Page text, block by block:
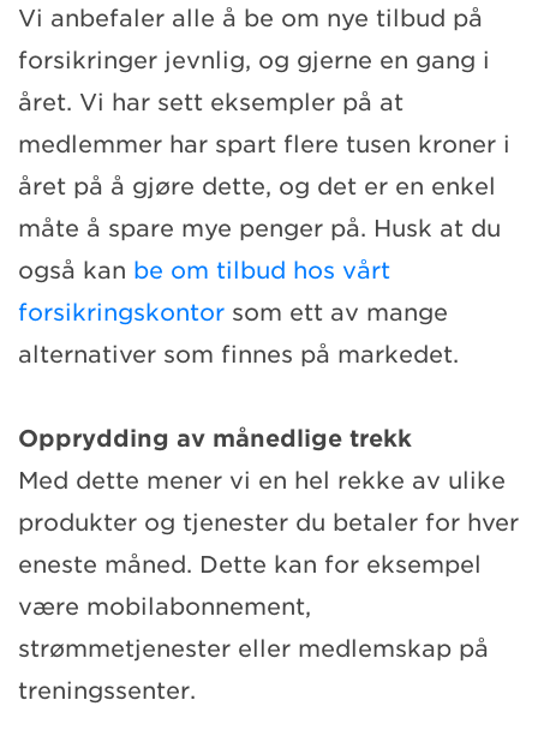
Vi anbefaler alle å be om nye tilbud på
forsikringer jevnlig, og gjerne en gang i
året. Vi har sett eksempler på at
medlemmer har spart flere tusen kroner i
året på å gjøre dette, og det er en enkel
måte å spare mye penger på. Husk at du
også kan be om tilbud hos vårt
forsikringskontor som ett av mange
alternativer som finnes på markedet.
Opprydding av månedlige trekk
Med dette mener vi en hel rekke av ulike
produkter og tjenester du betaler for hver
eneste måned. Dette kan for eksempel
være mobilabonnement,
strømmetjenester eller medlemskap på
treningssenter.